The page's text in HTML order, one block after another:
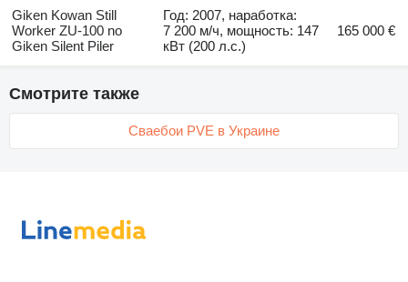
Giken Kowan Still
Worker ZU-100 no
Giken Silent Piler
Год: 2007, наработка:
7 200 м/ч, мощность: 147
кВт (200 л.с.)
165 000 €
Смотрите также
Сваебои PVE в Украине